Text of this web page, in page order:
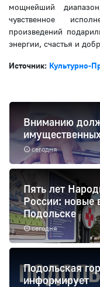
мощнейший
чувственное
произведений
энергии, счастья и
Источник: Культурно-
сегодня
Вниманию
сегодня
Пять лет
России: новые
Подольске
Подольская
информирует